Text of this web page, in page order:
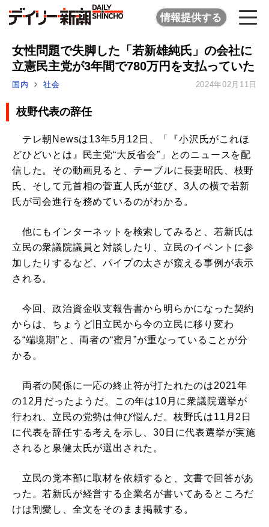
情報提供する
女性問題で失脚した「若新雄純氏」の会社に
立憲民主党が3年間で780万円を支払っていた
国内 社会 2024年02月11日
枝野代表の辞任
テレ朝Newsは13年5月12日、「『小沢氏がこれほ
どひどいとは』民主党“大反省会”」とのニュースを配
信した。その動画見ると、テーブルに長妻昭氏、枝野
氏、そして元首相の菅直人氏が並び、3人の横で若新
氏が司会進行を務めているのがわかる。
他にもインターネットを検索してみると、若新氏は
立民の衆議院議員と対談したり、立民のイベントに参
加したりするなど、パイプの太さが窺える事例が表示
される。
今回、政治資金収支報告書から明らかになった契約
からは、ちょうど旧立民から今の立民に移り変わ
る“端境期”と、両者の“蜜月”が重なっていることが分
かる。
両者の関係に一応の終止符が打たれたのは2021年
の12月だったようだ。この年は10月に衆議院選挙が
行われ、立民の党勢は伸び悩んだ。枝野氏は11月2日
に代表を辞任する考えを示し、30日に代表選挙が実施
されると泉健太氏が選出された。
立民の党本部に取材を依頼すると、文書で回答があ
った。若新氏が経営する企業名が書いてあるところだ
けは割愛し、全文をそのまま掲載する。